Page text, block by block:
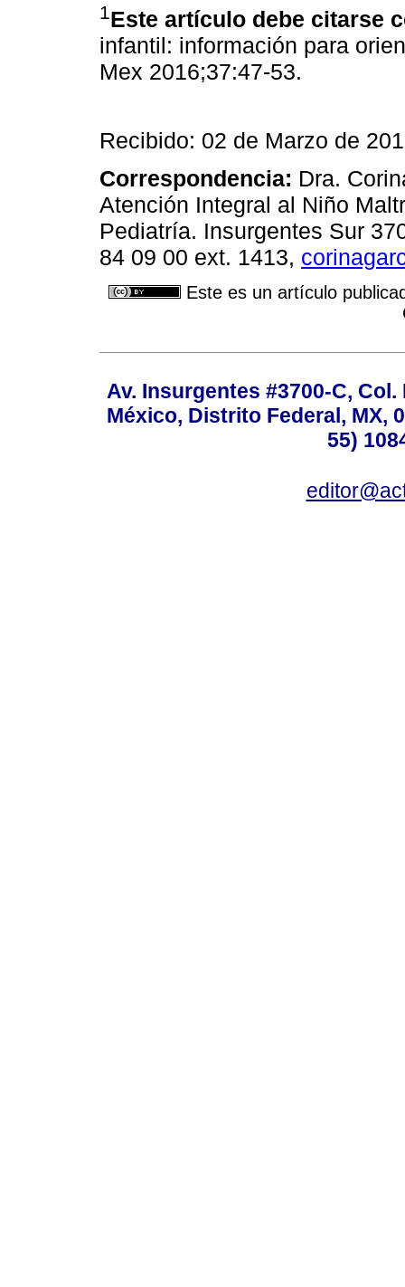
1Este artículo debe citarse
infantil: información para
Mex 2016;37:47-53.
Recibido: 02 de Marzo de
Correspondencia: Dra.
Atención Integral al Niño
Pediatría. Insurgentes Sur
84 09 00 ext. 1413,
Este es un artículo
Av. Insurgentes #3700-C,
México, Distrito Federal, MX,
55)